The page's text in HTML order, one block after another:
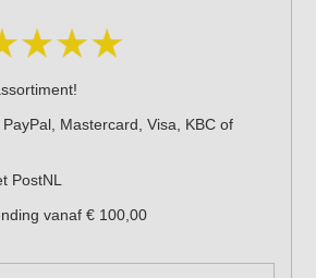
Mastercard, Visa, KBC of
PostNL
vanaf € 100,00